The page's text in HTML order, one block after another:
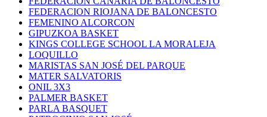
FEDERACION RIOJANA DE BALONCESTO
FEMENINO ALCORCON
GIPUZKOA BASKET
KINGS COLLEGE SCHOOL LA MORALEJA
LOQUILLO
MARISTAS SAN JOSÉ DEL PARQUE
MATER SALVATORIS
ONIL 3X3
PALMER BASKET
PARLA BASQUET